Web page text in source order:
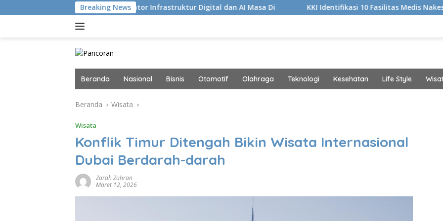
ke
Breaking News
Navigator Infrastruktur Digital dan AI Masa Di KKI Identifikasi 10 Fasilitas Medis Nakes yang
Beranda Nasional Bisnis Otomotif Olahraga Teknologi Kesehatan Life Style
Beranda Wisata
Wisata
Konflik Timur Ditengah Bikin Wisata Internasional
Dubai Berdarah-darah
Zarah Zuhran
Maret 12, 2026